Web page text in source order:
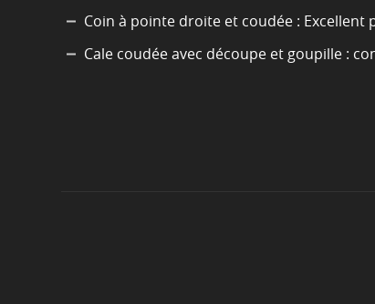
Coin à pointe droite et coudée : Excellent
Cale coudée avec découpe et goupille :